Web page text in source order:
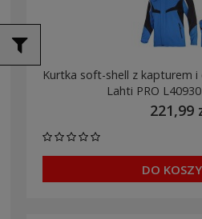
Kurtka soft-shell z kapturem
Lahti PRO
221,99
DO